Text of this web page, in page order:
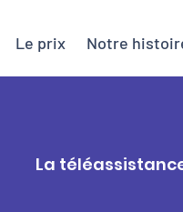
Le prix Notre
La